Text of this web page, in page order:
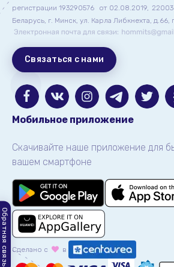
регистрации 193290576
от 02.08.2019,
Беларусь, г. Минск, ул. Карла Либкнехта, д.66,
Связаться с нами
Мобильное приложение
Скачивайте наше приложение для
вашем смартфоне
Сделано с в
Обратная связь